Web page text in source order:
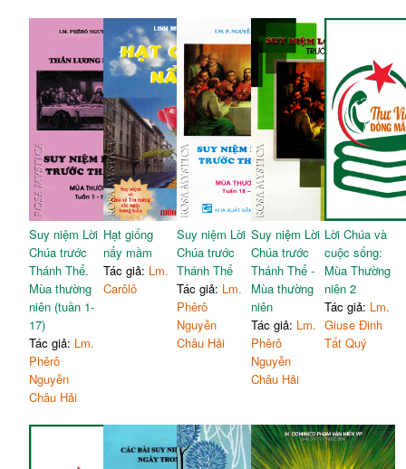
Suy niệm Lời
Chúa trước
Thánh Thể.
Mùa thường
niên (tuần 1-
17)
Tác giả: Lm.
Phêrô
Nguyễn
Châu Hải
Hạt giống
nẩy mầm
Tác giả: Lm.
Carôlô
Suy niệm Lời
Chúa trước
Thánh Thể
Tác giả: Lm.
Phêrô
Nguyễn
Châu Hải
Suy niệm Lời
Chúa trước
Thánh Thể -
Mùa thường
niên
Tác giả: Lm.
Phêrô
Nguyễn
Châu Hải
Lời Chúa và
cuộc sống:
Mùa Thường
niên 2
Tác giả: Lm.
Giuse Đinh
Tất Quý